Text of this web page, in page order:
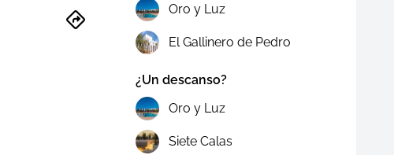
Oro y Luz
El Gallinero de Pedro
¿Un descanso?
Oro y Luz
Siete Calas